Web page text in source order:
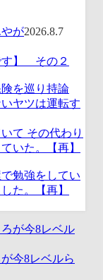
が2026.8.7
す】 その２
を巡り持論
ヤツは運転す
て その代わり
いた。【再】
勉強をしてい
た。【再】
今8レベルら